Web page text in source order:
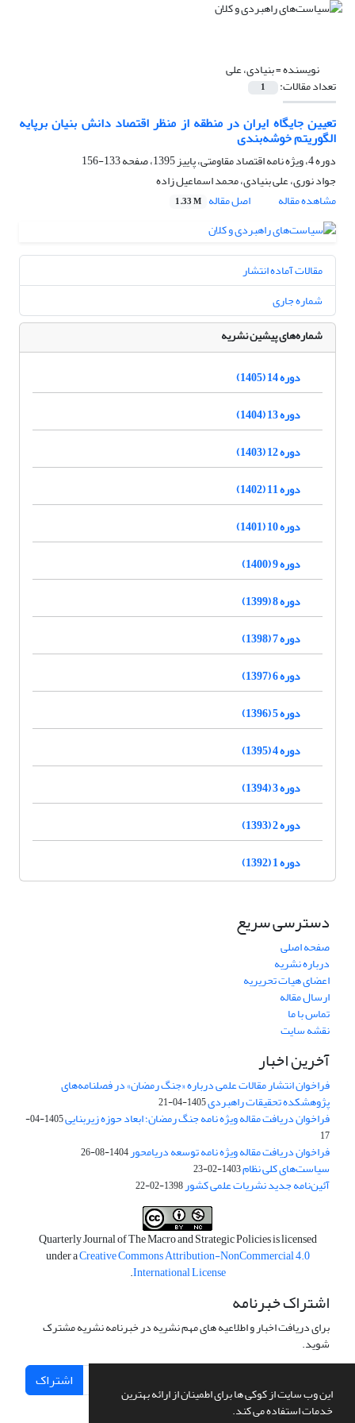
این وب سایت از کوکی ها برای اطمینان از ارائه بهترین
خدمات استفاده می کند.
نویسنده =بنیادی، علی
تعداد مقالات: 1
تعیین جایگاه ایران در منطقه از منظر اقتصاد دانش بنیان برپایه
الگوریتم خوشه‌بندی
دوره 4، ویژه نامه اقتصاد مقاومتی، پاییز 1395، صفحه
133-156
جواد نوری، علی بنیادی، محمد اسماعیل زاده
مشاهده مقاله
اصل مقاله 1.33 M
مقالات آماده انتشار
شماره جاری
شماره‌های پیشین نشریه
دوره 14 (1405)
دوره 13 (1404)
دوره 12 (1403)
دوره 11 (1402)
دوره 10 (1401)
دوره 9 (1400)
دوره 8 (1399)
دوره 7 (1398)
دوره 6 (1397)
دوره 5 (1396)
دوره 4 (1395)
دوره 3 (1394)
دوره 2 (1393)
دوره 1 (1392)
دسترسی سریع
صفحه اصلی
درباره نشریه
اعضای هیات تحریریه
ارسال مقاله
تماس با ما
نقشه سایت
آخرین اخبار
فراخوان انتشار مقالات علمی درباره «جنگ رمضان» در فصلنامه‌های
پژوهشکده تحقیقات راهبردی1405-04-21
فراخوان دریافت مقاله ویژه نامه جنگ رمضان؛ ابعاد حوزه زیربنایی
1405-04-
17
فراخوان دریافت مقاله ویژه نامه توسعه دریامحور1404-08-26
سیاست‌های کلی نظام1403-02-23
آئین‌نامه جدید نشریات علمی کشور1398-02-22
Quarterly Journal of The Macro and Strategic Policies is licensed
under aCreative Commons Attribution-NonCommercial 4.0
International License
.
اشتراک خبرنامه
برای دریافت اخبار و اطلاعیه های مهم نشریه در خبرنامه نشریه مشترک
شوید.
اشتراک